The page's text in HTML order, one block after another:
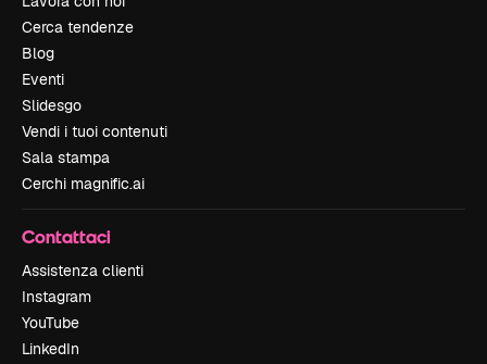
Cerca tendenze
Blog
Eventi
Slidesgo
Vendi i tuoi contenuti
Sala stampa
Cerchi magnific.ai
Contattaci
Assistenza clienti
Instagram
YouTube
LinkedIn